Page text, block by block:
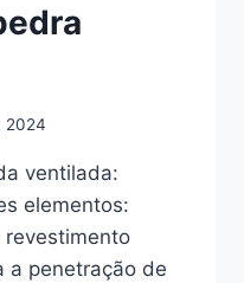
2024
ventilada:
elementos:
a penetração de